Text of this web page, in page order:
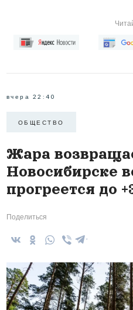
вчера 22:40
ОБЩЕСТВО
Жара
Новосибирске
прогреется до
Поделиться